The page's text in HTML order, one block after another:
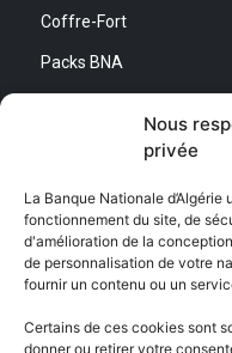
Nous
privée
La Banque Nationale
fonctionnement du site, de
d'amélioration de la
de personnalisation de votre
fournir un contenu ou un
Certains de ces cookies sont
donner ou retirer votre
Coffre-Fort
Packs BNA
Direction Générale :
Adresse : Quartier d’Affaires
Centre de Relation Client :
Adresse : Quartier d’Affaires